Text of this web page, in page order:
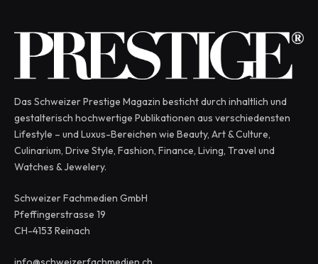
Das Schweizer Prestige Magazin besticht durch inhaltlich und
gestalterisch hochwertige Publikationen aus verschiedensten
Lifestyle – und Luxus-Bereichen wie Beauty, Art & Culture,
Culinarium, Drive Style, Fashion, Finance, Living, Travel und
Watches & Jewelery.
Schweizer Fachmedien GmbH
Pfeffingerstrasse 19
CH-4153 Reinach